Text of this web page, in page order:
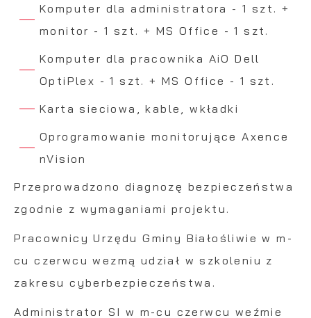
Komputer dla administratora - 1 szt. +
monitor - 1 szt. + MS Office - 1 szt.
Komputer dla pracownika AiO Dell
OptiPlex - 1 szt. + MS Office - 1 szt.
Karta sieciowa, kable, wkładki
Oprogramowanie monitorujące Axence
nVision
Przeprowadzono diagnozę bezpieczeństwa
zgodnie z wymaganiami projektu.
Pracownicy Urzędu Gminy Białośliwie w m-
cu czerwcu wezmą udział w szkoleniu z
zakresu cyberbezpieczeństwa.
Administrator SI w m-cu czerwcu weźmie